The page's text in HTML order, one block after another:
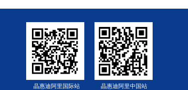
晶惠迪阿里国际站 晶惠迪阿里中国站